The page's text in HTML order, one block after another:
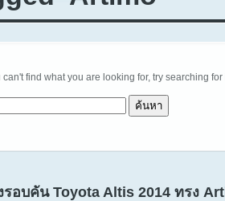
can't find what you are looking for, try searching
อบคัน Toyota Altis 2014 ทรง